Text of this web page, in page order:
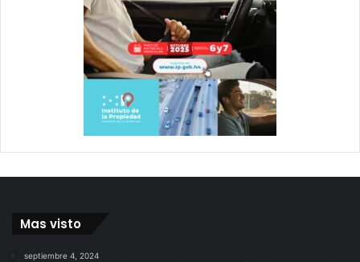
Mas visto
septiembre 4, 2024